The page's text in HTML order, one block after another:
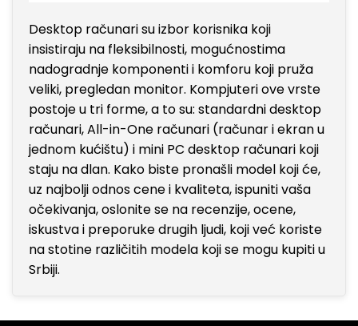
Desktop računari su izbor korisnika koji
insistiraju na fleksibilnosti, mogućnostima
nadogradnje komponenti i komforu koji pruža
veliki, pregledan monitor. Kompjuteri ove vrste
postoje u tri forme, a to su: standardni desktop
računari, All-in-One računari (računar i ekran u
jednom kućištu) i mini PC desktop računari koji
staju na dlan. Kako biste pronašli model koji će,
uz najbolji odnos cene i kvaliteta, ispuniti vaša
očekivanja, oslonite se na recenzije, ocene,
iskustva i preporuke drugih ljudi, koji već koriste
na stotine različitih modela koji se mogu kupiti u
Srbiji.